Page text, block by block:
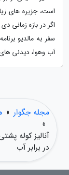
است، جزیره های
اگر در بازه زمانی
سفر به مالدیو
آب وهوا، دیدنی
مجله جگوار »
»
در برابر آب